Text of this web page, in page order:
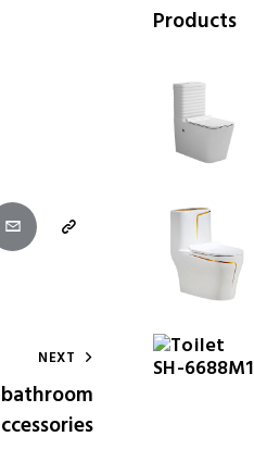
NEXT
Products